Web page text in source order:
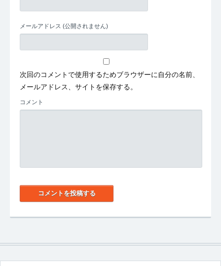
メールアドレス (公開されません)
次回のコメントで使用するためブラウザーに自分の名前、
メールアドレス、サイトを保存する。
コメント